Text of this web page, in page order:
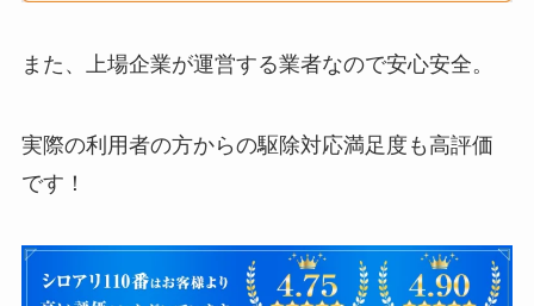
また、上場企業が運営する業者なので安心安全。
実際の利用者の方からの駆除対応満足度も高評価
です！